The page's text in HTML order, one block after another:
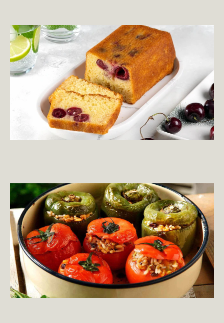
Κέικ με κεράσια
ΚΕΙΚ
Εύκολα γεμιστά του πεντάλεπτου
ΛΑΔΕΡΑ